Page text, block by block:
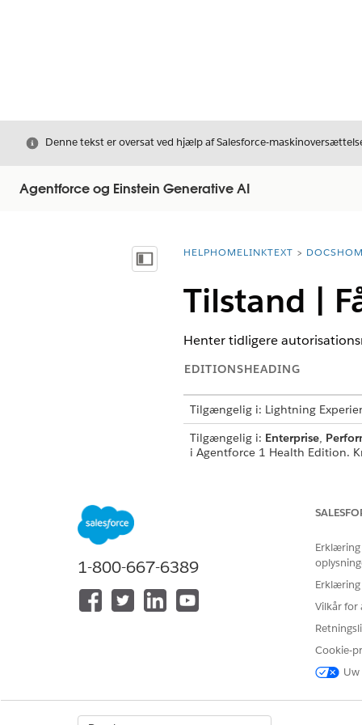
LukDenne tekst er oversat ved hjælp af Salesforce-
Agentforce og Einstein Generative AI
Vis indholdsfortegnelse
breadcrumbDescription
HELPHOMELINKTEXT
Tilstand |
Henter tidligere
EDITIONSHEADING
Tilgængelig i: Lightning
Tilgængelig i: Enterprise,
i Agentforce 1 Health Edition.
Hvis du vil bruge denne
SeAlmen brugeradgang til
1-800-667-6389
Erklæring
Vilkår for
Cookie-
Uw